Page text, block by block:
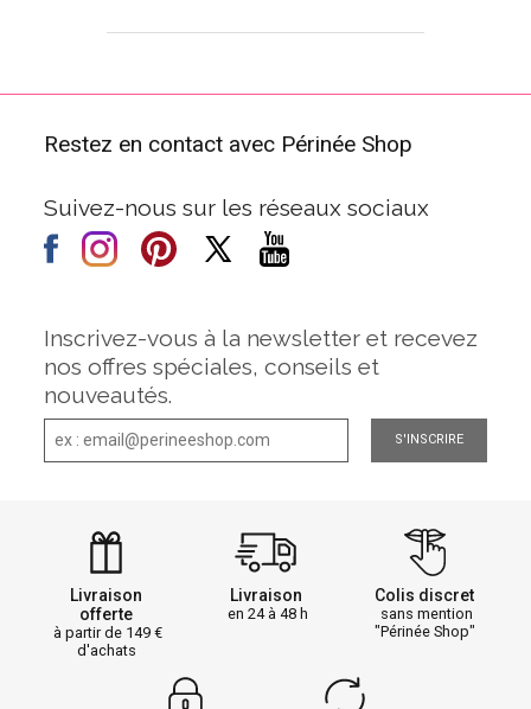
Restez en contact avec Périnée Shop
Suivez-nous sur les réseaux sociaux
Inscrivez-vous à la newsletter et recevez
nos offres spéciales, conseils et
nouveautés.
S'INSCRIRE
Livraison
offerte
à partir de 149
d'achats
Livraison
en 24 à 48 h
Colis discret
sans mention
"Périnée Shop"